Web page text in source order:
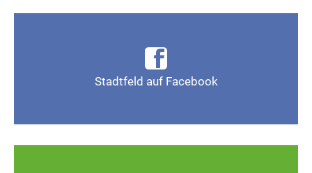
Stadtfeld auf Facebook
Seite Magdeburg-Stadtfeld